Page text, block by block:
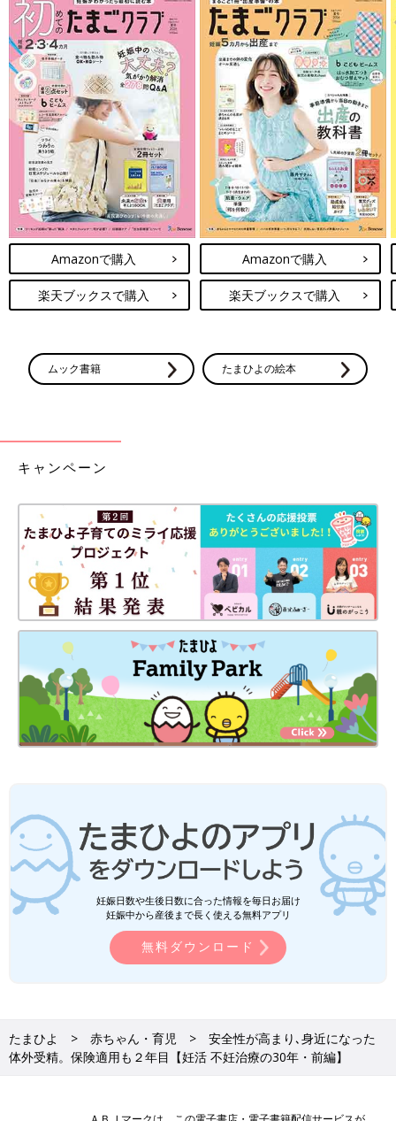
Amazonで購入
楽天ブックスで購入
Amazonで購入
楽天ブックスで購入
ムック書籍 たまひよの絵本
キャンペーン
妊娠日数や生後日数に合った情報を毎日お届け
妊娠中から産後まで長く使える無料アプリ
無料ダウンロード
たまひよ 赤ちゃん・育児
安全性が高まり､身近になった
体外受精。保険適用も２年目【妊活 不妊治療の30年・前編】